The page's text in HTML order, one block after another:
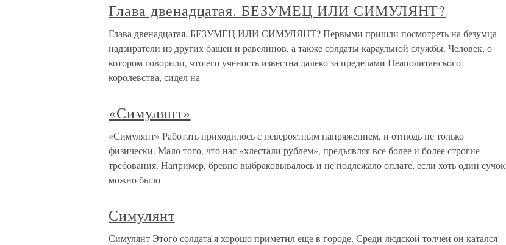
Глава двенадцатая. БЕЗУМЕЦ ИЛИ СИМУЛЯНТ?
Глава двенадцатая. БЕЗУМЕЦ ИЛИ СИМУЛЯНТ? Первыми пришли посмотреть на безумца
надзиратели из других башен и равелинов, а также солдаты караульной службы. Человек, о
котором говорили, что его ученость известна далеко за пределами Неаполитанского
королевства, сидел на
«Симулянт»
«Симулянт» Работать приходилось с невероятным напряжением, и отнюдь не только
физически. Мало того, что нас «хлестали рублем», предъявляя все более и более строгие
требования. Например, бревно выбраковывалось и не подлежало оплате, если хоть один сучок
можно было
Симулянт
Симулянт Этого солдата я хорошо приметил еще в городе. Среди людской толчеи он катался